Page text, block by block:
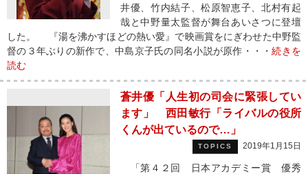
井優、竹内結子、松原智恵子、北村有起
哉と中野量太監督が舞台あいさつに登壇
した。 『湯を沸かすほどの熱い愛』で映画賞をにぎわせた中野監
督の３年ぶりの新作で、中島京子氏の同名小説が原作・・・続きを
読む
蒼井優「人生初の司会に緊張してい
ます」 西田敏行「ライバルの役所
くんが出ているので…」
TOPICS 2019年1月15日
「第４２回 日本アカデミー賞 優秀